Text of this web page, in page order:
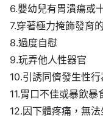
6.嬰幼兒有胃潰瘍或
7.穿著極力掩飾發育
8.過度自慰
9.玩弄他人性器官
10.引誘同儕發生性行
11.胃口不佳或暴飲暴
12.因下體疼痛，無